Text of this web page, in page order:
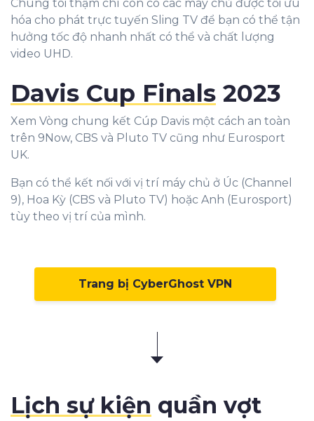
Chúng tôi thậm chí còn có các máy chủ được tối ưu
hóa cho phát trực tuyến Sling TV để bạn có thể tận
hưởng tốc độ nhanh nhất có thể và chất lượng
video UHD.
Davis Cup Finals 2023
Xem Vòng chung kết Cúp Davis một cách an toàn
trên 9Now, CBS và Pluto TV cũng như Eurosport
UK.
Bạn có thể kết nối với vị trí máy chủ ở Úc (Channel
9), Hoa Kỳ (CBS và Pluto TV) hoặc Anh (Eurosport)
tùy theo vị trí của mình.
Trang bị CyberGhost VPN
Lịch sự kiện quần vợt